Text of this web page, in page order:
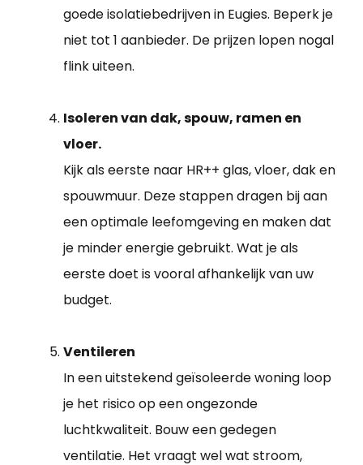
goede isolatiebedrijven in Eugies. Beperk je
niet tot 1 aanbieder. De prijzen lopen nogal
flink uiteen.
Isoleren van dak, spouw, ramen en
vloer.
Kijk als eerste naar HR++ glas, vloer, dak en
spouwmuur. Deze stappen dragen bij aan
een optimale leefomgeving en maken dat
je minder energie gebruikt. Wat je als
eerste doet is vooral afhankelijk van uw
budget.
Ventileren
In een uitstekend geïsoleerde woning loop
je het risico op een ongezonde
luchtkwaliteit. Bouw een gedegen
ventilatie. Het vraagt wel wat stroom,